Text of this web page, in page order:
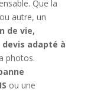
Que la
autre, un
de vie,
devis adapté à
photos.
ou une